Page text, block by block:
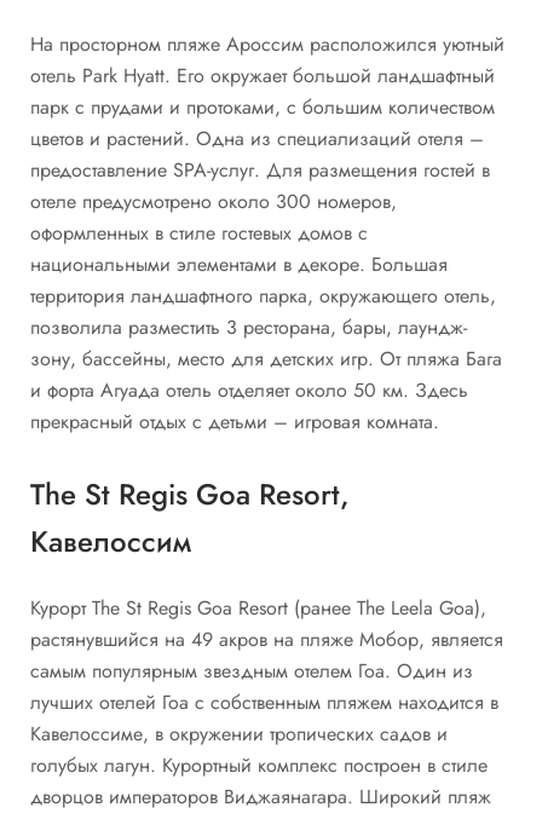
На просторном пляже Ароссим расположился уютный
отель Park Hyatt. Его окружает большой ландшафтный
парк с прудами и протоками, с большим количеством
цветов и растений. Одна из специализаций отеля –
предоставление SPA-услуг. Для размещения гостей в
отеле предусмотрено около 300 номеров,
оформленных в стиле гостевых домов с
национальными элементами в декоре. Большая
территория ландшафтного парка, окружающего отель,
позволила разместить 3 ресторана, бары, лаундж-
зону, бассейны, место для детских игр. От пляжа Бага
и форта Агуада отель отделяет около 50 км. Здесь
прекрасный отдых с детьми – игровая комната.
The St Regis Goa Resort,
Кавелоссим
Курорт The St Regis Goa Resort (ранее The Leela Goa),
растянувшийся на 49 акров на пляже Мобор, является
самым популярным звездным отелем Гоа. Один из
лучших отелей Гоа с собственным пляжем находится в
Кавелоссиме, в окружении тропических садов и
голубых лагун. Курортный комплекс построен в стиле
дворцов императоров Виджаянагара. Широкий пляж